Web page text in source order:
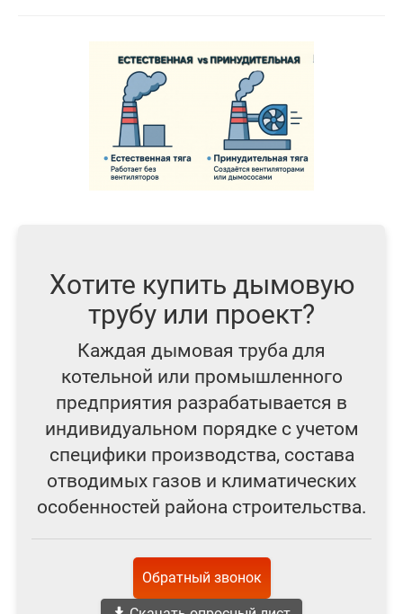
Хотите купить дымовую
трубу или проект?
Каждая дымовая труба для
котельной или промышленного
предприятия разрабатывается в
индивидуальном порядке с учетом
специфики производства, состава
отводимых газов и климатических
особенностей района строительства.
Обратный звонок